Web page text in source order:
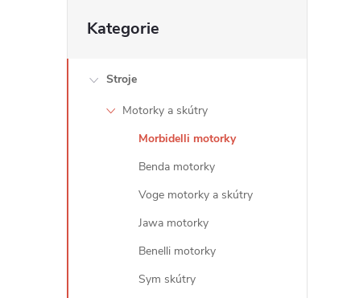
r
kategorie
Kategorie
Stroje
Motorky a skútry
Morbidelli motorky
Benda motorky
Voge motorky a skútry
Jawa motorky
Benelli motorky
Sym skútry